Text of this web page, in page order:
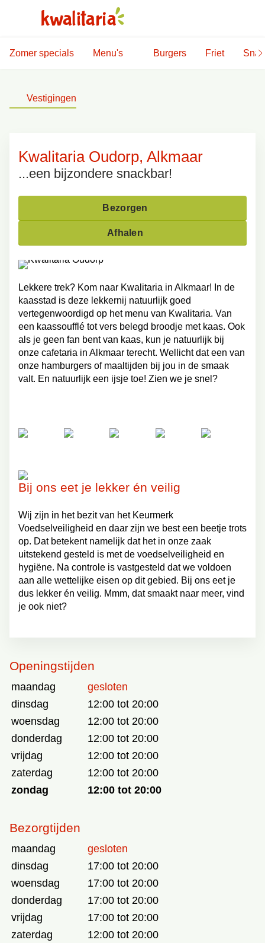
Zomer specials Menu's Burgers Friet
Vestigingen
Kwalitaria Oudorp, Alkmaar
...een bijzondere snackbar!
Bezorgen
Afhalen
Lekkere trek? Kom naar Kwalitaria in Alkmaar! In de
kaasstad is deze lekkernij natuurlijk goed
vertegenwoordigd op het menu van Kwalitaria. Van
een kaassoufflé tot vers belegd broodje met kaas. Ook
als je geen fan bent van kaas, kun je natuurlijk bij
onze cafetaria in Alkmaar terecht. Wellicht dat een van
onze hamburgers of maaltijden bij jou in de smaak
valt. En natuurlijk een ijsje toe! Zien we je snel?
Bij ons eet je lekker én veilig
Wij zijn in het bezit van het Keurmerk
Voedselveiligheid en daar zijn we best een beetje trots
op. Dat betekent namelijk dat het in onze zaak
uitstekend gesteld is met de voedselveiligheid en
hygiëne. Na controle is vastgesteld dat we voldoen
aan alle wettelijke eisen op dit gebied. Bij ons eet je
dus lekker én veilig. Mmm, dat smaakt naar meer, vind
je ook niet?
Openingstijden
maandag
gesloten
dinsdag
12:00 tot 20:00
woensdag
12:00 tot 20:00
donderdag
12:00 tot 20:00
vrijdag
12:00 tot 20:00
zaterdag
12:00 tot 20:00
zondag
12:00 tot 20:00
Bezorgtijden
maandag
gesloten
dinsdag
17:00 tot 20:00
woensdag
17:00 tot 20:00
donderdag
17:00 tot 20:00
vrijdag
17:00 tot 20:00
zaterdag
12:00 tot 20:00